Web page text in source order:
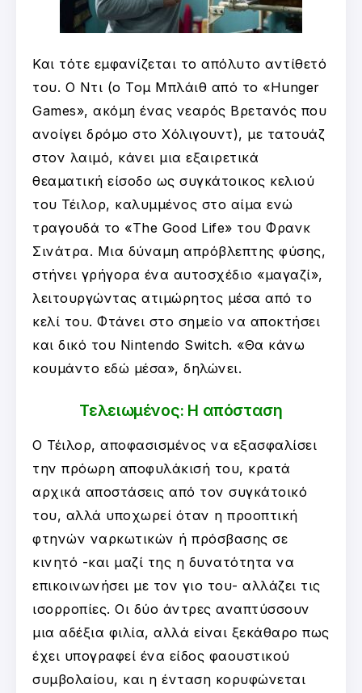
Και τότε εμφανίζεται το απόλυτο αντίθετό
του. Ο Ντι (ο Τομ Μπλάιθ από το «Hunger
Games», ακόμη ένας νεαρός Βρετανός που
ανοίγει δρόμο στο Χόλιγουντ), με τατουάζ
στον λαιμό, κάνει μια εξαιρετικά
θεαματική είσοδο ως συγκάτοικος κελιού
του Τέιλορ, καλυμμένος στο αίμα ενώ
τραγουδά το «The Good Life» του Φρανκ
Σινάτρα. Μια δύναμη απρόβλεπτης φύσης,
στήνει γρήγορα ένα αυτοσχέδιο «μαγαζί»,
λειτουργώντας ατιμώρητος μέσα από το
κελί του. Φτάνει στο σημείο να αποκτήσει
και δικό του Nintendo Switch. «Θα κάνω
κουμάντο εδώ μέσα», δηλώνει.
Τελειωμένος: Η απόσταση
Ο Τέιλορ, αποφασισμένος να εξασφαλίσει
την πρόωρη αποφυλάκισή του, κρατά
αρχικά αποστάσεις από τον συγκάτοικό
του, αλλά υποχωρεί όταν η προοπτική
φτηνών ναρκωτικών ή πρόσβασης σε
κινητό -και μαζί της η δυνατότητα να
επικοινωνήσει με τον γιο του- αλλάζει τις
ισορροπίες. Οι δύο άντρες αναπτύσσουν
μια αδέξια φιλία, αλλά είναι ξεκάθαρο πως
έχει υπογραφεί ένα είδος φαουστικού
συμβολαίου, και η ένταση κορυφώνεται